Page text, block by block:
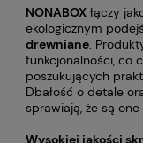
NONABOXłączy
ekologicznym
drewniane.
funkcjonalności, co
poszukujących
Dbałość o detale
sprawiają, że są
Wysokiej jakości